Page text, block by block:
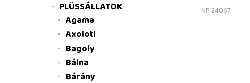
NP 24067
PLÜSSÁLLATOK
Agama
Axolotl
Bagoly
Bálna
Bárány